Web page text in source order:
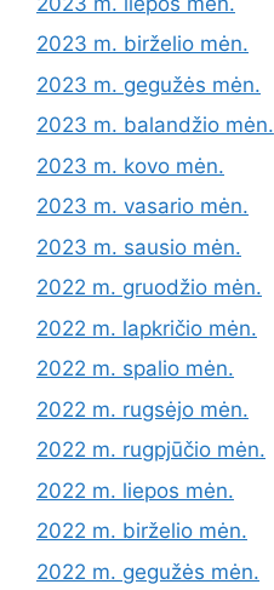
2023 m. birželio mėn.
2023 m. gegužės mėn.
2023 m. balandžio mėn.
2023 m. kovo mėn.
2023 m. vasario mėn.
2023 m. sausio mėn.
2022 m. gruodžio mėn.
2022 m. lapkričio mėn.
2022 m. spalio mėn.
2022 m. rugsėjo mėn.
2022 m. rugpjūčio mėn.
2022 m. liepos mėn.
2022 m. birželio mėn.
2022 m. gegužės mėn.